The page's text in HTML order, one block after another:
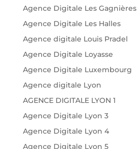
Agence Digitale Les Gagnières
Agence Digitale Les Halles
Agence digitale Louis Pradel
Agence Digitale Loyasse
Agence Digitale Luxembourg
Agence digitale Lyon
AGENCE DIGITALE LYON 1
Agence Digitale Lyon 3
Agence Digitale Lyon 4
Agence Digitale Lyon 5